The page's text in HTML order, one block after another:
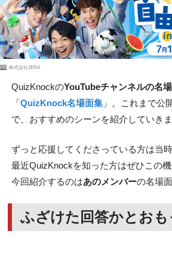
PR 株式会社JERA
QuizKnockのYouTubeチャンネルの名
「QuizKnock名場面集」。これまで公
で、おすすめのシーンを紹介していきま
ずっと応援してくださっている方は当
最近QuizKnockを知った方はぜひこの機
今回紹介するのはあのメンバーの名場面
ふざけた回答かとお